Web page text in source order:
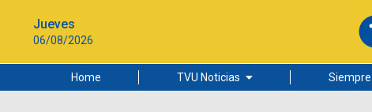
Jueves
06/08/2026
Home TVU Noticias